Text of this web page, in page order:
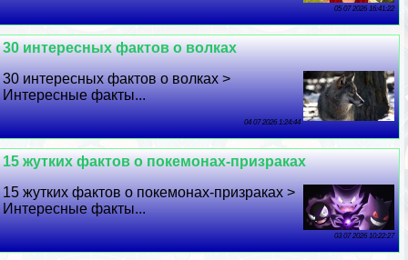
05 07 2026 16:41:22
30 интересных фактов о волках
30 интересных фактов о волках >
Интересные факты...
04 07 2026 1:24:44
15 жутких фактов о покемонах-призpaках
15 жутких фактов о покемонах-призpaках >
Интересные факты...
03 07 2026 10:22:27